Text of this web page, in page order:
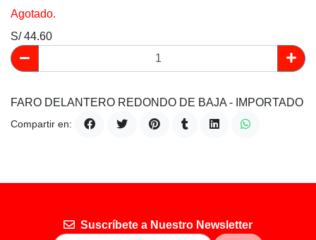
Agotado.
S/ 44.60
FARO DELANTERO REDONDO DE BAJA - IMPORTADO
Compartir en:
Suscríbete a Nuestro Newsletter